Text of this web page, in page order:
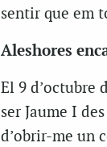
sentir que em
Aleshores
El 9 d’octubre
ser Jaume I
d’obrir-me un